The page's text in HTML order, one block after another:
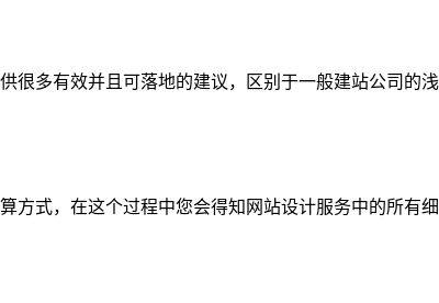
很多有效并且可落地的建议，区别于一般建站公司的
方式，在这个过程中您会得知网站设计服务中的所有